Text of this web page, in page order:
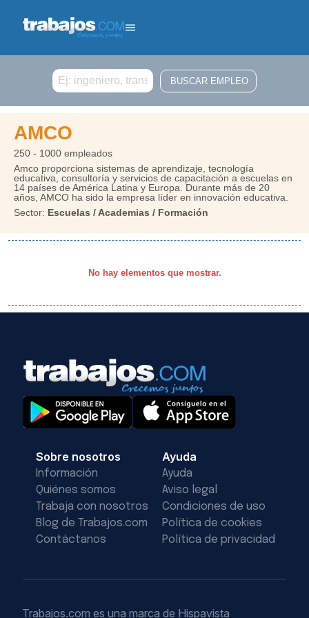
Buscar
AMCO
250 - 1000 empleados
Amco proporciona sistemas de aprendizaje, tecnología
educativa, consultoría y servicios de capacitación a escuelas en
14 países de América Latina y Europa. Durante más de 20
años, AMCO ha sido la empresa líder en innovación educativa.
Sector: Escuelas / Academias / Formación
No hay elementos que mostrar.
Sobre nosotros
Información
Quiénes somos
Trabaja con nosotros
Blog de Trabajos.com
Contáctanos
Ayuda
Ayuda
Aviso legal
Condiciones de uso
Política de cookies
Política de privacidad
Trabajos.com es una marca de Hispavista